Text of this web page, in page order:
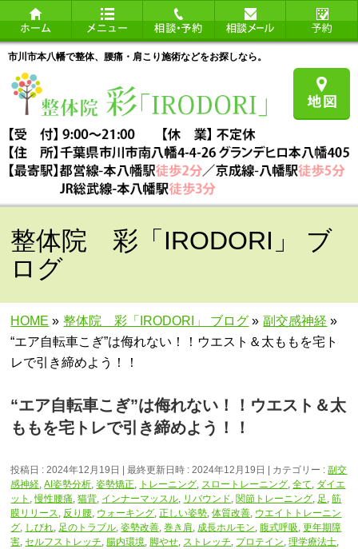
市川市本八幡で整体、腰痛・肩こり施術などをお探しなら。
整体院 彩「IRODORI」 ブ
ログ
HOME » 整体院 彩「IRODORI」 ブログ » 副交感神経 »
“エア自転車こぎ”は侮れない！！ウエスト＆太ももを宅ト
レで引き締めよう！！
“エア自転車こぎ”は侮れない！！ウエスト＆太
ももを宅トレで引き締めよう！！
投稿日 : 2024年12月19日 最終更新日時 : 2024年12月19日 カテゴリー :副交
感神経,AI姿勢分析,姿勢矯正, トレーニング, スロートレーニング,全て, ダイエ
ット ,慢性腰痛,猫背, インナーマッスル, リバウンド, 関節トレーニング, 足 ,筋
膜リリース, 反り腰, ウォーキング,正しい姿勢,体質改善, ウエイトトレーニン
グ, しびれ, 足のトラブル,姿勢改善,巻き肩, 成長ホルモン, 腹式呼吸,更年期障
害,セルフストレッチ, 腸内環境, 脚やせ, ストレッチ, プロテイン,理学療法士,